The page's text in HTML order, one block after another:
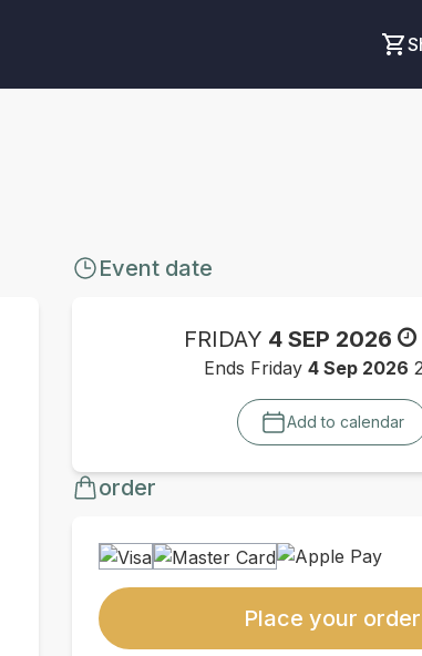
Event date
FRIDAY 4 SEP 2026
Ends Friday 4 Sep 2026
Add to calendar
order
Place your order